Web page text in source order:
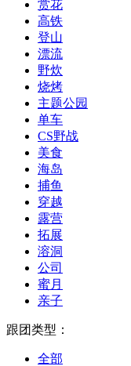
赏花
高铁
登山
漂流
野炊
烧烤
主题公园
单车
CS野战
美食
海岛
捕鱼
穿越
露营
拓展
溶洞
公司
蜜月
亲子
跟团类型：
全部